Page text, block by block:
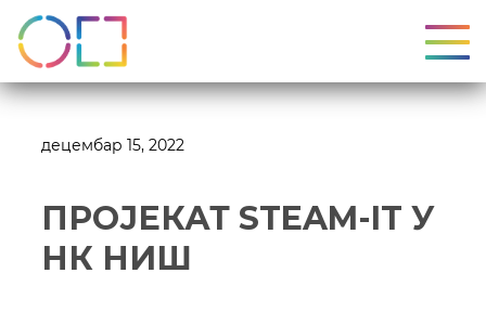
децембар 15, 2022
ПРОЈЕКАТ STEAM-IT У
НК НИШ